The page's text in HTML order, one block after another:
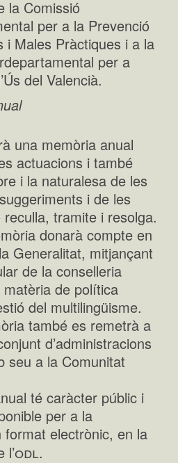
la Comissió
per a la Prevenció
i Males Pràctiques i a la
per a
del Valencià.
una memòria anual
actuacions i també
i la naturalesa de les
i de les
tramite i resolga.
donarà compte en
Generalitat, mitjançant
de la conselleria
de política
del multilingüisme.
també es remetrà a
d’administracions
seu a la Comunitat
té caràcter públic i
per a la
format electrònic, en la
l’odl.